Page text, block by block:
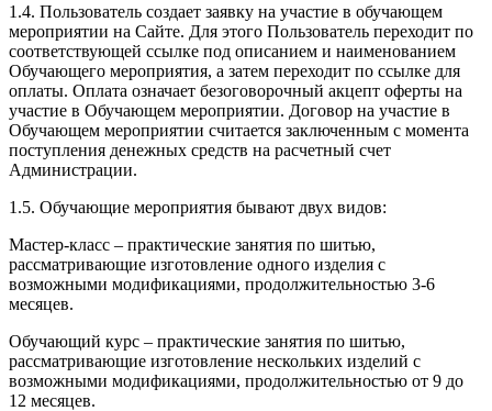
1.4. Пользователь создает заявку на участие в обучающем
мероприятии на Сайте. Для этого Пользователь переходит по
соответствующей ссылке под описанием и наименованием
Обучающего мероприятия, а затем переходит по ссылке для
оплаты. Оплата означает безоговорочный акцепт оферты на
участие в Обучающем мероприятии. Договор на участие в
Обучающем мероприятии считается заключенным с момента
поступления денежных средств на расчетный счет
Администрации.
1.5. Обучающие мероприятия бывают двух видов:
Мастер-класс – практические занятия по шитью,
рассматривающие изготовление одного изделия с
возможными модификациями, продолжительностью 3-6
месяцев.
Обучающий курс – практические занятия по шитью,
рассматривающие изготовление нескольких изделий с
возможными модификациями, продолжительностью от 9 до
12 месяцев.